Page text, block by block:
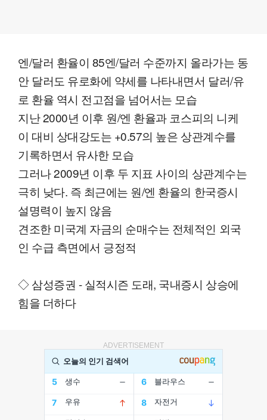
엔/달러 환율이 85엔/달러 수준까지 올라가는 동
안 달러도 유로화에 약세를 나타내면서 달러/유
로 환율 역시 전고점을 넘어서는 모습
지난 2000년 이후 원/엔 환율과 코스피의 니케
이 대비 상대강도는 +0.57의 높은 상관계수를
기록하면서 유사한 모습
그러나 2009년 이후 두 지표 사이의 상관계수는
극히 낮다. 즉 최근에는 원/엔 환율의 한국증시
설명력이 높지 않음
견조한 미국계 자금의 순매수는 전체적인 외국
인 수급 측면에서 긍정적
◇ 삼성증권 - 실적시즌 도래, 국내증시 상승에
힘을 더하다
ADVERTISEMENT